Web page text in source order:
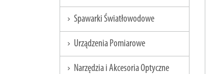
chevron_right Spawarki Światłowodowe
chevron_right Urządzenia Pomiarowe
chevron_right Narzędzia i Akcesoria Optyczne